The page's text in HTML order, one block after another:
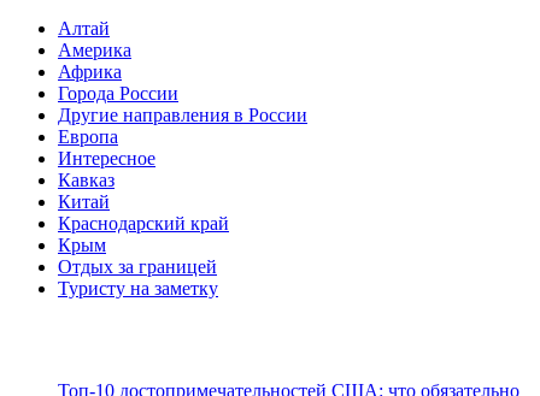
Алтай
Америка
Африка
Города России
Другие направления в России
Европа
Интересное
Кавказ
Китай
Краснодарский край
Крым
Отдых за границей
Туристу на заметку
Топ-10 достопримечательностей США: что обязательно